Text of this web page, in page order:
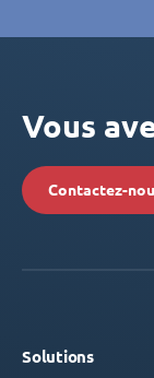
Vous
Contactez-
Solutions